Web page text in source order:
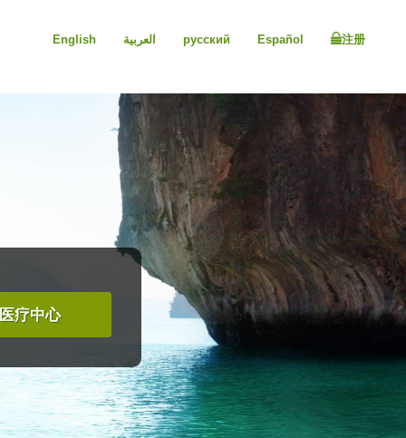
English العربية русский Español 注册
疗中心